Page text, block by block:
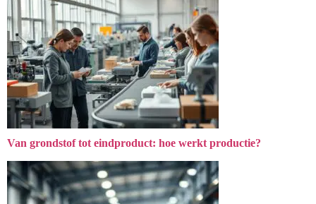
Van grondstof tot eindproduct: hoe werkt productie?